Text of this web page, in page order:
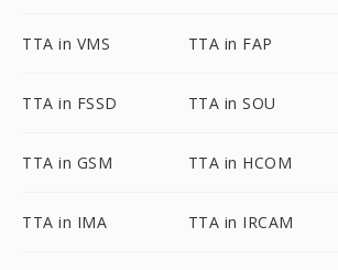
TTA in VMS TTA in FAP
TTA in FSSD TTA in SOU
TTA in GSM TTA in HCOM
TTA in IMA TTA in IRCAM